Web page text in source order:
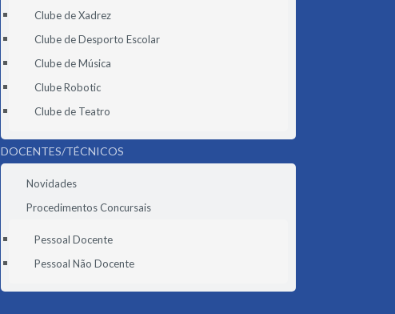
Clube de Xadrez
Clube de Desporto Escolar
Clube de Música
Clube Robotic
Clube de Teatro
DOCENTES/TÉCNICOS
Novidades
Procedimentos Concursais
Pessoal Docente
Pessoal Não Docente